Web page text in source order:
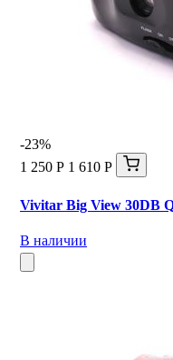
-23%
1 250 Р 1 610 Р
Vivitar Big View 30DB
В наличии